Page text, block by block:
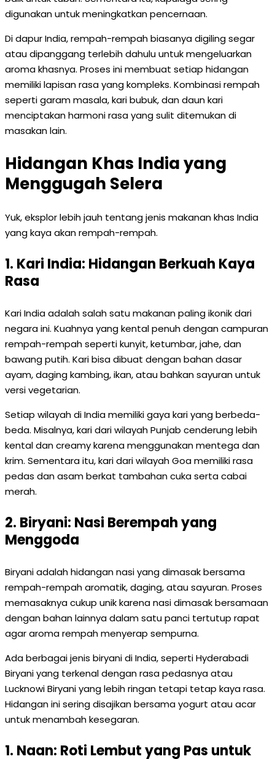
digunakan untuk meningkatkan pencernaan.
Di dapur India, rempah-rempah biasanya digiling segar
atau dipanggang terlebih dahulu untuk mengeluarkan
aroma khasnya. Proses ini membuat setiap hidangan
memiliki lapisan rasa yang kompleks. Kombinasi rempah
seperti garam masala, kari bubuk, dan daun kari
menciptakan harmoni rasa yang sulit ditemukan di
masakan lain.
Hidangan Khas India yang
Menggugah Selera
Yuk, eksplor lebih jauh tentang jenis makanan khas India
yang kaya akan rempah-rempah.
1. Kari India: Hidangan Berkuah Kaya
Rasa
Kari India adalah salah satu makanan paling ikonik dari
negara ini. Kuahnya yang kental penuh dengan campuran
rempah-rempah seperti kunyit, ketumbar, jahe, dan
bawang putih. Kari bisa dibuat dengan bahan dasar
ayam, daging kambing, ikan, atau bahkan sayuran untuk
versi vegetarian.
Setiap wilayah di India memiliki gaya kari yang berbeda-
beda. Misalnya, kari dari wilayah Punjab cenderung lebih
kental dan creamy karena menggunakan mentega dan
krim. Sementara itu, kari dari wilayah Goa memiliki rasa
pedas dan asam berkat tambahan cuka serta cabai
merah.
2. Biryani: Nasi Berempah yang
Menggoda
Biryani adalah hidangan nasi yang dimasak bersama
rempah-rempah aromatik, daging, atau sayuran. Proses
memasaknya cukup unik karena nasi dimasak bersamaan
dengan bahan lainnya dalam satu panci tertutup rapat
agar aroma rempah menyerap sempurna.
Ada berbagai jenis biryani di India, seperti Hyderabadi
Biryani yang terkenal dengan rasa pedasnya atau
Lucknowi Biryani yang lebih ringan tetapi tetap kaya rasa.
Hidangan ini sering disajikan bersama yogurt atau acar
untuk menambah kesegaran.
1. Naan: Roti Lembut yang Pas untuk